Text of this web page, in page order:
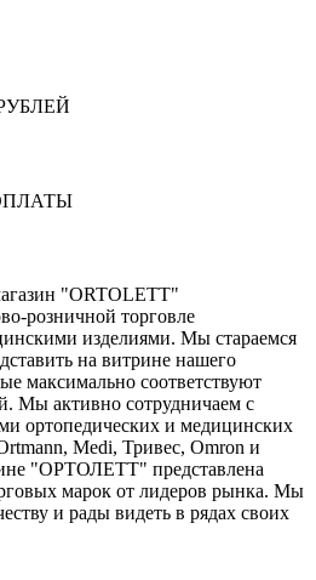
"ORTOLETT"
розничной торговле
изделиями. Мы стараемся
на витрине нашего
максимально соответствуют
Мы активно сотрудничаем с
ортопедических и медицинских
Medi, Тривес, Omron и
"ОРТОЛЕТТ" представлена
марок от лидеров рынка. Мы
и рады видеть в рядах своих